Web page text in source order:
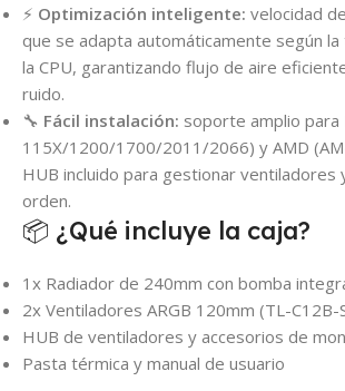
⚡ Optimización inteligente: velocidad
que se adapta automáticamente según
la CPU, garantizando flujo de aire
ruido.
🔧 Fácil instalación: soporte amplio para
115X/1200/1700/2011/2066) y AMD
HUB incluido para gestionar ventiladores
orden.
📦 ¿Qué incluye la caja?
1x Radiador de 240mm con bomba
2x Ventiladores ARGB 120mm (TL-C12B-
HUB de ventiladores y accesorios de
Pasta térmica y manual de usuario